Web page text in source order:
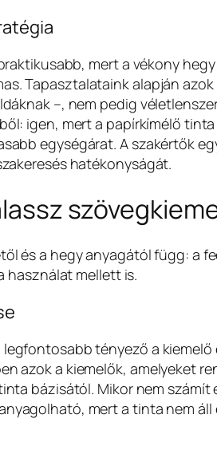
mert a vékony
Tapasztalataink alapján
–, nem pedig
igen, mert a papírkímélő
egységárat. A szakértők
hatékonyságát.
és a hegy anyagától függ: a
használat mellett is.
tényező a
azok a kiemelők, amelyeket
bázisától. Mikor nem számít
mert a tinta nem